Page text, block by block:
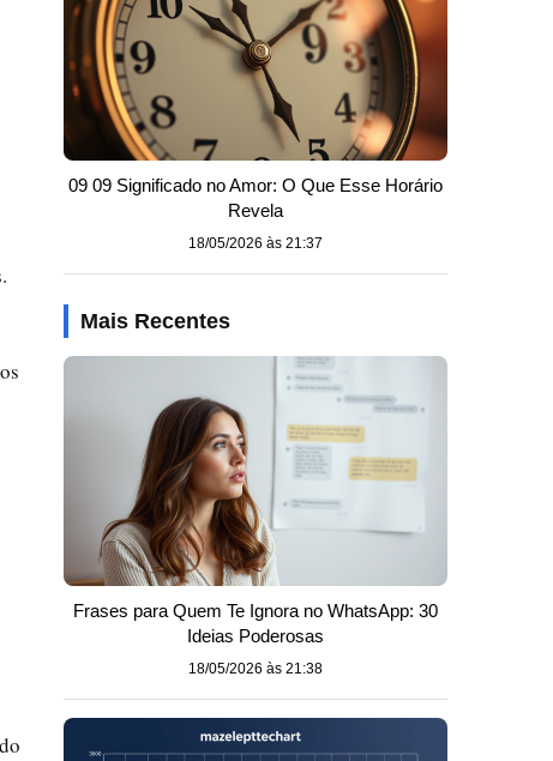
09 09 Significado no Amor: O Que Esse Horário
Revela
18/05/2026 às 21:37
Mais Recentes
Frases para Quem Te Ignora no WhatsApp: 30
Ideias Poderosas
18/05/2026 às 21:38